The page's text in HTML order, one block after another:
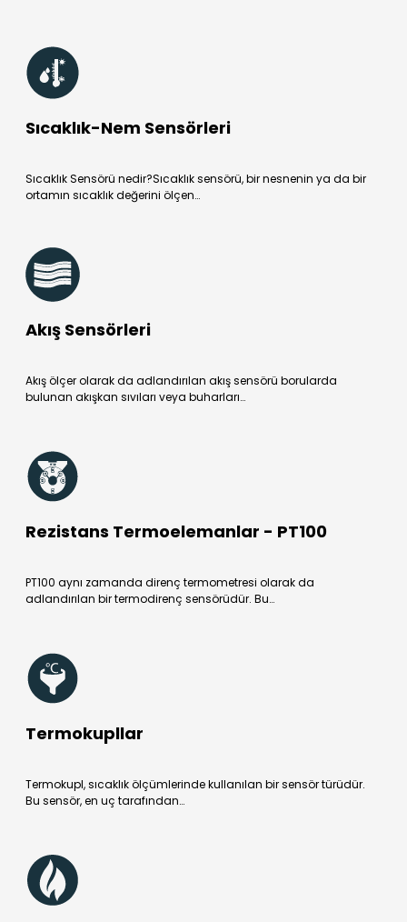
Sıcaklık-Nem Sensörleri
Sıcaklık Sensörü nedir?Sıcaklık sensörü, bir nesnenin ya da bir
ortamın sıcaklık değerini ölçen…
Akış Sensörleri
Akış ölçer olarak da adlandırılan akış sensörü borularda
bulunan akışkan sıvıları veya buharları…
Rezistans Termoelemanlar - PT100
PT100 aynı zamanda direnç termometresi olarak da
adlandırılan bir termodirenç sensörüdür. Bu…
Termokupllar
Termokupl, sıcaklık ölçümlerinde kullanılan bir sensör türüdür.
Bu sensör, en uç tarafından…